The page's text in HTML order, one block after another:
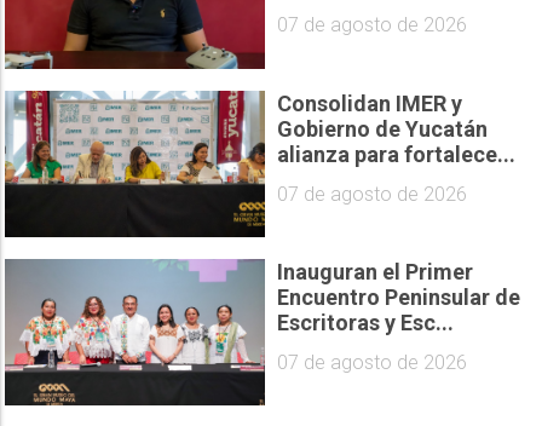
07 de agosto de 2026
Consolidan IMER y
Gobierno de Yucatán
alianza para fortalece...
07 de agosto de 2026
Inauguran el Primer
Encuentro Peninsular de
Escritoras y Esc...
07 de agosto de 2026